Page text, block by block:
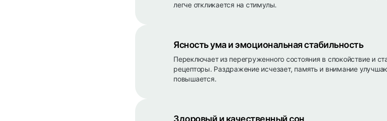
легче откликается на стимулы.
Ясность ума и эмоциональная стабильность
Переключает из перегруженного состояния в спокойствие и
рецепторы. Раздражение исчезает, память и внимание
повышается.
Здоровый и качественный сон